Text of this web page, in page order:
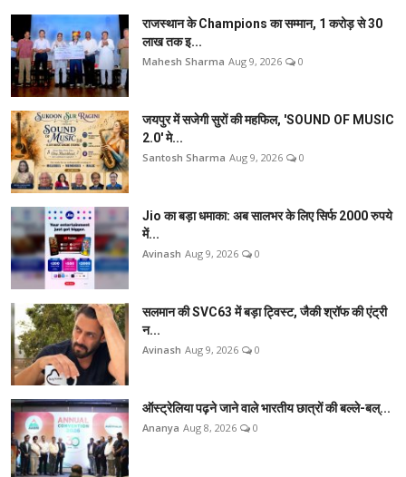
राजस्थान के Champions का सम्मान, 1 करोड़ से 30
लाख तक इ...
Mahesh Sharma Aug 9, 2026 0
जयपुर में सजेगी सुरों की महफिल, 'SOUND OF MUSIC
2.0' मे...
Santosh Sharma Aug 9, 2026 0
Jio का बड़ा धमाका: अब सालभर के लिए सिर्फ 2000 रुपये
में...
Avinash Aug 9, 2026 0
सलमान की SVC63 में बड़ा ट्विस्ट, जैकी श्रॉफ की एंट्री
न...
Avinash Aug 9, 2026 0
ऑस्ट्रेलिया पढ़ने जाने वाले भारतीय छात्रों की बल्ले-बल्...
Ananya Aug 8, 2026 0